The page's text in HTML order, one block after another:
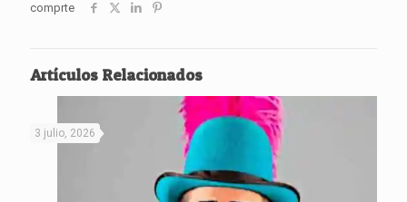
comprte
Artículos Relacionados
3 julio, 2026